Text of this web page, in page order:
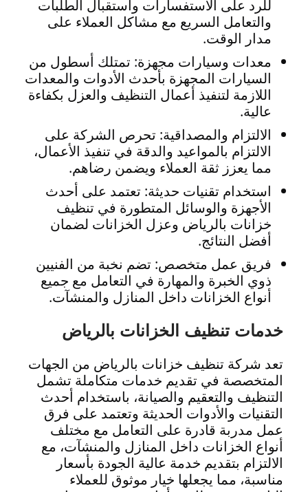
للرد على الاستفسارات واستقبال الطلبات
والتعامل السريع مع مشاكل العملاء على
مدار الوقت.
معدات وسيارات مجهزة: تمتلك أسطول من
السيارات المجهزة بأحدث الأدوات والمعدات
اللازمة لتنفيذ أعمال التنظيف والعزل بكفاءة
عالية.
الالتزام والمصداقية: تحرص الشركة على
الالتزام بالمواعيد والدقة في تنفيذ الأعمال،
مما يعزز ثقة العملاء ويضمن رضاهم.
استخدام تقنيات حديثة: تعتمد على أحدث
الأجهزة والوسائل المتطورة في تنظيف
خزانات بالرياض وعزل الخزانات لضمان
أفضل النتائج.
فريق عمل متخصص: تضم نخبة من الفنيين
ذوي الخبرة والمهارة في التعامل مع جميع
أنواع الخزانات داخل المنازل والمنشآت.
خدمات تنظيف الخزانات بالرياض
تعد شركة تنظيف خزانات بالرياض من الجهات
المتخصصة في تقديم خدمات متكاملة تشمل
التنظيف والتعقيم والصيانة، باستخدام أحدث
التقنيات والأدوات الحديثة وتعتمد على فرق
عمل مدربة قادرة على التعامل مع مختلف
أنواع الخزانات داخل المنازل والمنشآت، مع
الالتزام بتقديم خدمة عالية الجودة بأسعار
مناسبة، مما يجعلها خيار موثوق للعملاء